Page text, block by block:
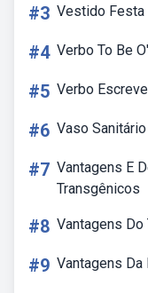
#3 Vestido Festa
#4 Verbo To Be
#5 Verbo
#6 Vaso
#7 Vantagens E
Transgênicos
#8 Vantagens
#9 Vantagens Da